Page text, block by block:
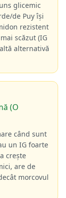
glicemic
de Puy își
rezistent
scăzut (IG
alternativă
(O
când sunt
un IG foarte
crește
are de
morcovul